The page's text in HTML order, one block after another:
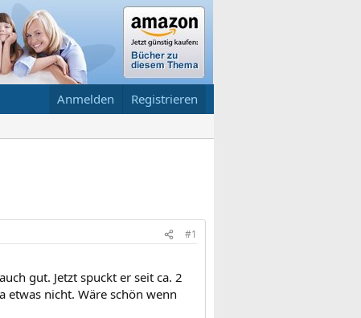
Anmelden Registrieren
#1
gut. Jetzt spuckt er seit ca. 2
nicht. Wäre schön wenn